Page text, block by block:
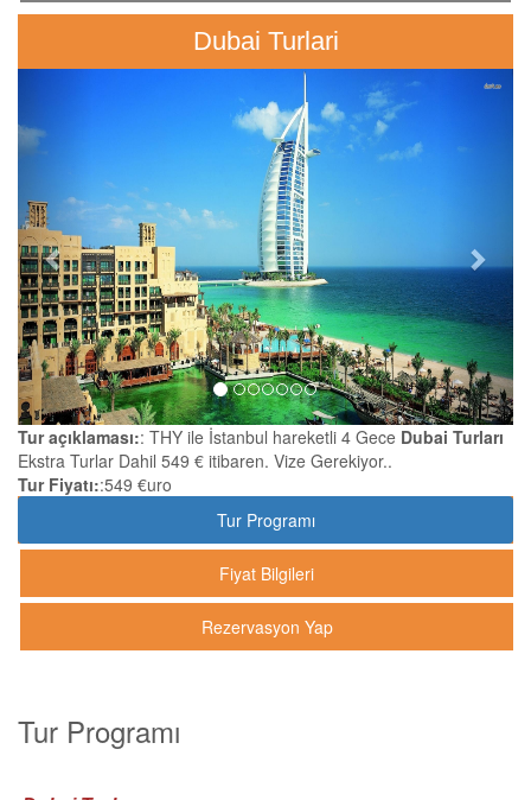
Dubai Turlari
Next
Tur açıklaması:: THY ile İstanbul hareketli 4 Gece Dubai Turları
Ekstra Turlar Dahil 549 € itibaren. Vize Gerekiyor..
Tur Fiyatı::549 €uro
Tur Programı
Fiyat Bilgileri
Rezervasyon Yap
Tur Programı